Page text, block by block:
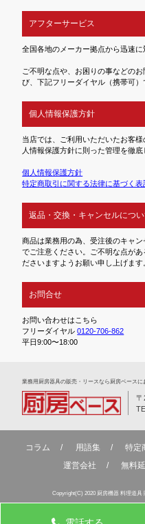
アフターサービス
全国各地のメーカー拠点から迅速に
ご不明な点や、お困りの事などの
び、下記フリーダイヤル（携帯可）
個人情報保護方針
当店では、ご利用いただいたお客
人情報保護方針に則った管理を徹底
個人情報保護方針
特定商取引に関する法律に基づく表
返品・交換・キャンセルにつ
商品は業務用の為、受注後のキャ
でご注意ください。ご不明な点が
ださいますようお願い申し上げます
お問合せ
お問い合わせはこちら
フリーダイヤル0120-706-862
平日9:00〜18:00
業務⽤厨房器具の販売・リースなら厨房ベースに
コラム 用語集 特定
運営会社
無料
Copyright(C) 2020 厨房機器 料理道具